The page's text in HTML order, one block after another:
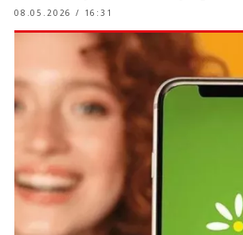
08.05.2026 / 16:31